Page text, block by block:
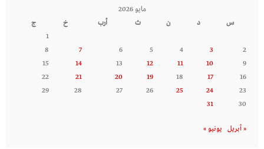
مايو 2026
س
د ن ث أرب خ
ج
1
2
3
4
5
6
7
8
9
10
11
12
13
14
15
16
17
18
19
20
21
22
23
24
25
26
27
28
29
30
31
« أبريل يونيو »